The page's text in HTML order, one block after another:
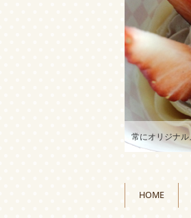
常にオリジナ
HOME